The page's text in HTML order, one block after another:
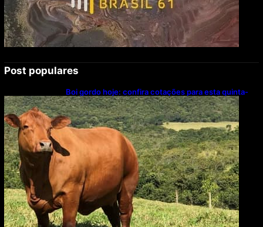
Post populares
Boi gordo hoje: confira cotações para esta quinta-
feira (6)